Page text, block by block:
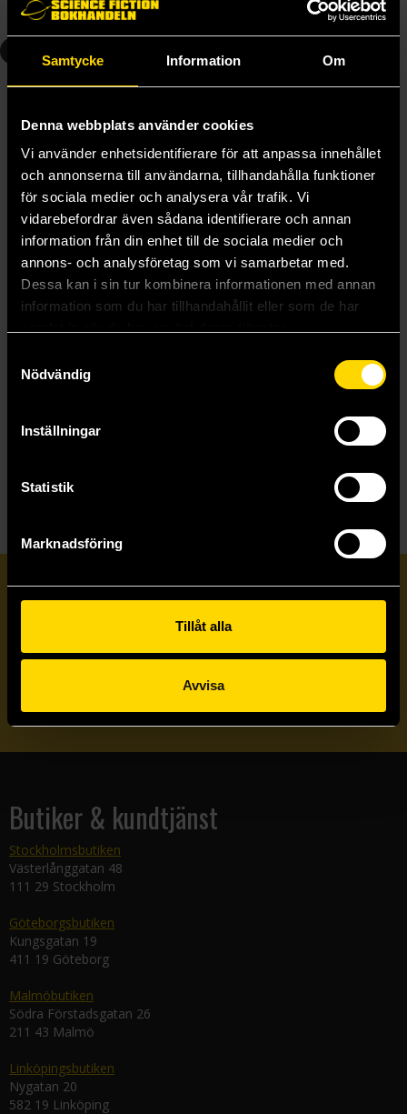
Samtycke Information Om
Denna webbplats använder cookies
Vi använder enhetsidentifierare för att anpassa innehållet
och annonserna till användarna, tillhandahålla funktioner
för sociala medier och analysera vår trafik. Vi
vidarebefordrar även sådana identifierare och annan
information från din enhet till de sociala medier och
annons- och analysföretag som vi samarbetar med.
Dessa kan i sin tur kombinera informationen med annan
information som du har tillhandahållit eller som de har
Nödvändig
Inställningar
Statistik
Marknadsföring
Tillåt alla
Avvisa
Läs mer Läs mer
Stephen Lawhead
Prenumerera på vårt nyhetsbrev
Veckobrevet
Butiker & kundtjänst
Stockholmsbutiken
Västerlånggatan 48
111 29 Stockholm
Göteborgsbutiken
Kungsgatan 19
411 19 Göteborg
Malmöbutiken
Södra Förstadsgatan 26
211 43 Malmö
Linköpingsbutiken
Nygatan 20
582 19 Linköping